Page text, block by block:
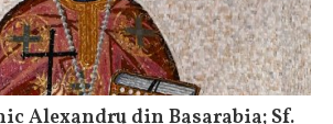
Alexandru din Basarabia; Sf.